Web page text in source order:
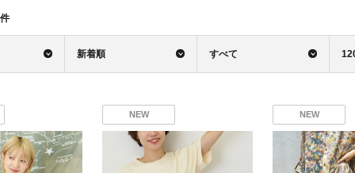
件
新着順 すべて
NEW NEW